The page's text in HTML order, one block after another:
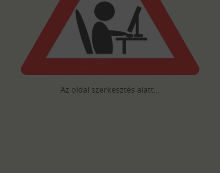
Az oldal szerkesztés alatt...